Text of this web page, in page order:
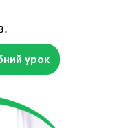
урок